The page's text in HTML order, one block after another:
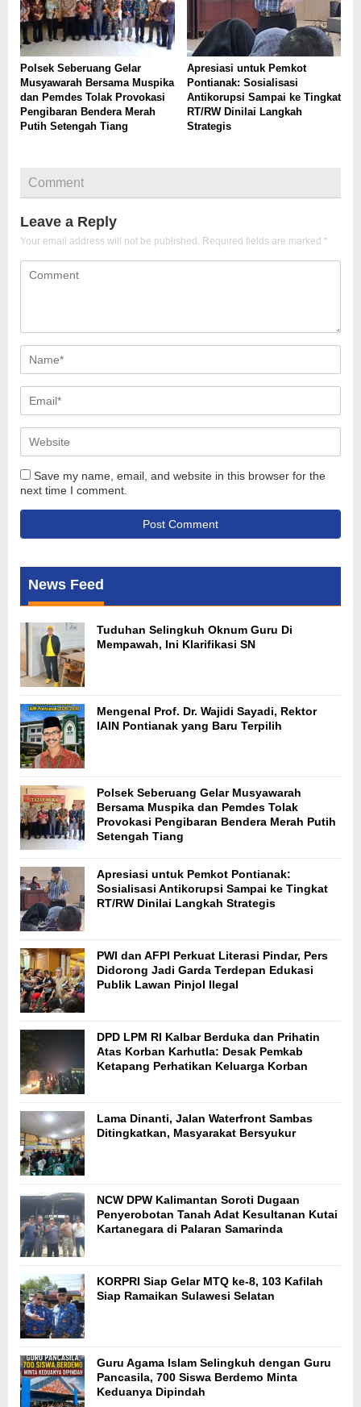
Polsek Seberuang Gelar
Musyawarah Bersama Muspika
dan Pemdes Tolak Provokasi
Pengibaran Bendera Merah
Putih Setengah Tiang
Apresiasi untuk Pemkot
Pontianak: Sosialisasi
Antikorupsi Sampai ke Tingkat
RT/RW Dinilai Langkah
Strategis
Comment
Leave a Reply
Your email address will not be published. Required fields are marked *
Save my name, email, and website in this browser for the
next time I comment.
News Feed
Tuduhan Selingkuh Oknum Guru Di
Mempawah, Ini Klarifikasi SN
Mengenal Prof. Dr. Wajidi Sayadi, Rektor
IAIN Pontianak yang Baru Terpilih
Polsek Seberuang Gelar Musyawarah
Bersama Muspika dan Pemdes Tolak
Provokasi Pengibaran Bendera Merah Putih
Setengah Tiang
Apresiasi untuk Pemkot Pontianak:
Sosialisasi Antikorupsi Sampai ke Tingkat
RT/RW Dinilai Langkah Strategis
PWI dan AFPI Perkuat Literasi Pindar, Pers
Didorong Jadi Garda Terdepan Edukasi
Publik Lawan Pinjol Ilegal
DPD LPM RI Kalbar Berduka dan Prihatin
Atas Korban Karhutla: Desak Pemkab
Ketapang Perhatikan Keluarga Korban
Lama Dinanti, Jalan Waterfront Sambas
Ditingkatkan, Masyarakat Bersyukur
NCW DPW Kalimantan Soroti Dugaan
Penyerobotan Tanah Adat Kesultanan Kutai
Kartanegara di Palaran Samarinda
KORPRI Siap Gelar MTQ ke-8, 103 Kafilah
Siap Ramaikan Sulawesi Selatan
Guru Agama Islam Selingkuh dengan Guru
Pancasila, 700 Siswa Berdemo Minta
Keduanya Dipindah